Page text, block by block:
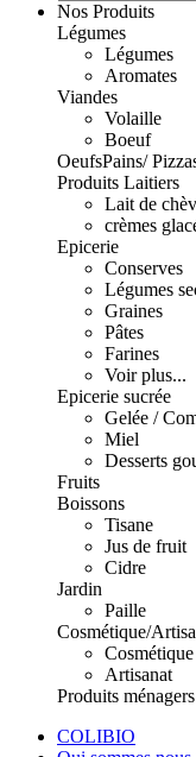
Nos Produits
Légumes
Légumes
Aromates
Viandes
Volaille
Boeuf
OeufsPains/
Produits Laitiers
Lait de
crèmes
Epicerie
Conserves
Légumes
Graines
Pâtes
Farines
Voir plus...
Epicerie sucrée
Gelée /
Miel
Desserts
Fruits
Boissons
Tisane
Jus de fruit
Cidre
Jardin
Paille
Cosmétique/
Cosmétique
Artisanat
Produits ménagers
COLIBIO